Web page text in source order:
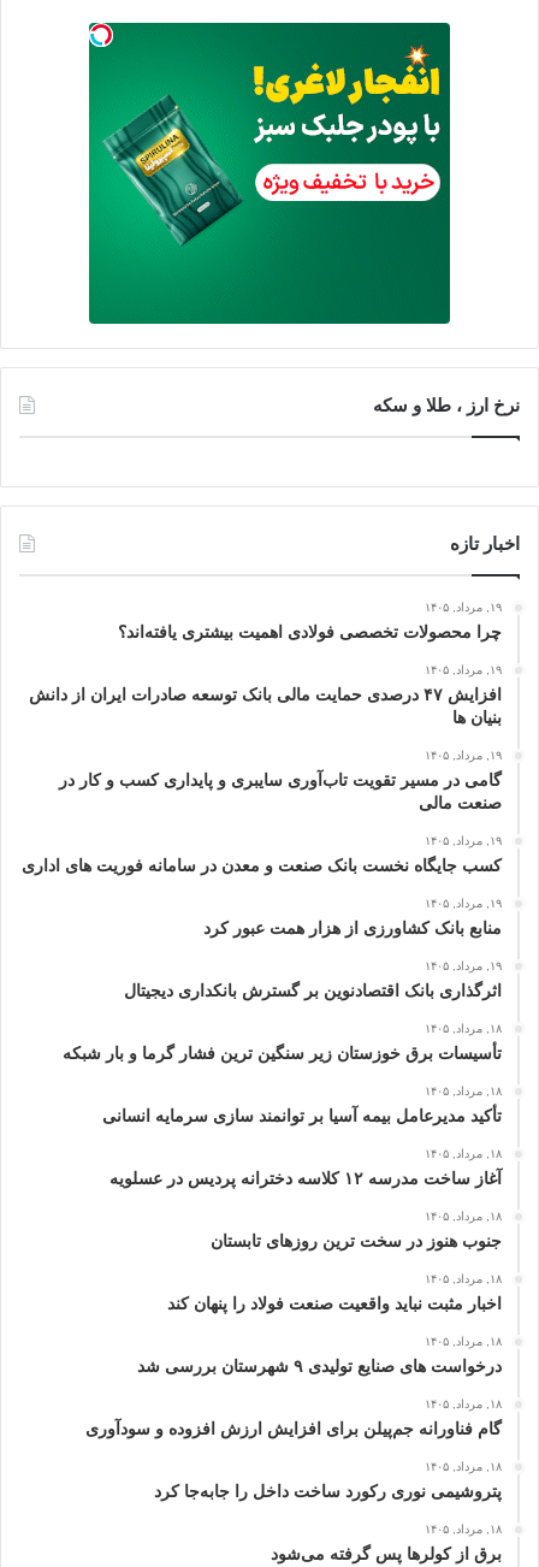
نرخ ارز ، طلا و سکه
اخبار تازه
۱۹, مرداد, ۱۴۰۵
چرا محصولات تخصصی فولادی اهمیت بیشتری یافته‌اند؟
۱۹, مرداد, ۱۴۰۵
افزایش ۴۷ درصدی حمایت مالی بانک توسعه صادرات ایران از دانش‌
بنیان‌ ها
۱۹, مرداد, ۱۴۰۵
گامی در مسیر تقویت تاب‌آوری سایبری و پایداری کسب‌ و کار در
صنعت مالی
۱۹, مرداد, ۱۴۰۵
كسب جایگاه نخست بانک صنعت و معدن در سامانه فوریت‌ های اداری
۱۹, مرداد, ۱۴۰۵
منابع بانک کشاورزی از هزار همت عبور کرد
۱۹, مرداد, ۱۴۰۵
اثرگذاری بانک اقتصادنوین بر گسترش بانکداری دیجیتال
۱۸, مرداد, ۱۴۰۵
تأسیسات برق خوزستان زیر سنگین‌ ترین فشار گرما و بار شبکه
۱۸, مرداد, ۱۴۰۵
تأکید مدیرعامل بیمه آسیا بر توانمند سازی سرمایه انسانی
۱۸, مرداد, ۱۴۰۵
آغاز ساخت مدرسه ۱۲ کلاسه دخترانه پردیس در عسلویه
۱۸, مرداد, ۱۴۰۵
جنوب هنوز در سخت‌ ترین روزهای تابستان
۱۸, مرداد, ۱۴۰۵
اخبار مثبت نباید واقعیت صنعت فولاد را پنهان کند
۱۸, مرداد, ۱۴۰۵
درخواست‌ های صنایع تولیدی ۹ شهرستان بررسی شد
۱۸, مرداد, ۱۴۰۵
گام فناورانه جم‌پیلن برای افزایش ارزش افزوده و سودآوری
۱۸, مرداد, ۱۴۰۵
پتروشیمی نوری رکورد ساخت داخل را جابه‌جا کرد
۱۸, مرداد, ۱۴۰۵
برق از کولرها پس گرفته می‌شود